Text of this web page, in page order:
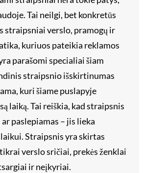
Tai neilgi, bet konkretūs
straipsniai verslo, pramogų ir
kuriuos pateikia reklamos
parašomi specialiai šiam
straipsnio išskirtinumas
kuri šiame puslapyje
laiką. Tai reiškia, kad straipsnis
paslepiamas – jis lieka
Straipsnis yra skirtas
verslo sričiai, prekės ženklai
ir neįkyriai.